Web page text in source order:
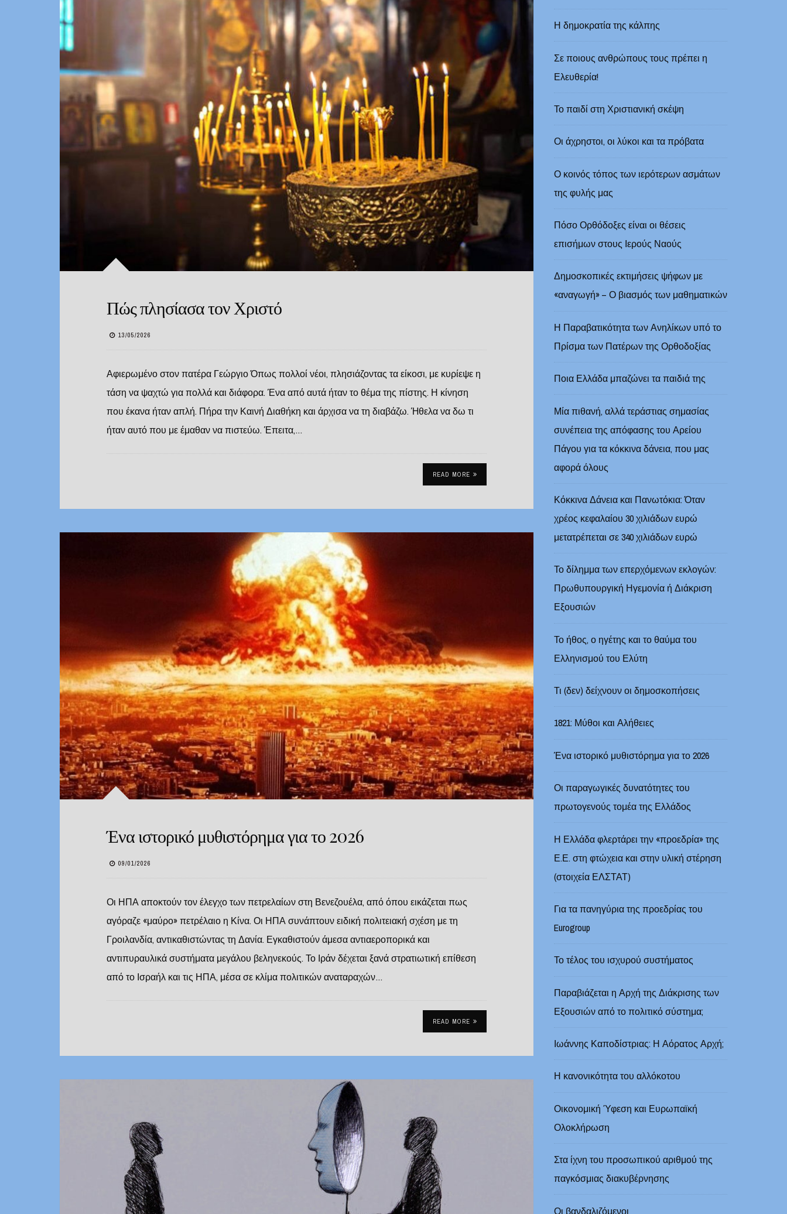
Πώς πλησίασα τον Χριστό
13/05/2026
Αφιερωμένο στον πατέρα Γεώργιο Όπως πολλοί νέοι, πλησιάζοντας τα είκοσι, με κυρίεψε η
τάση να ψαχτώ για πολλά και διάφορα. Ένα από αυτά ήταν το θέμα της πίστης. Η κίνηση
που έκανα ήταν απλή. Πήρα την Καινή Διαθήκη και άρχισα να τη διαβάζω. Ήθελα να δω τι
ήταν αυτό που με έμαθαν να πιστεύω. Έπειτα,…
READ MORE
Ένα ιστορικό μυθιστόρημα για το 2026
09/01/2026
Οι ΗΠΑ αποκτούν τον έλεγχο των πετρελαίων στη Βενεζουέλα, από όπου εικάζεται πως
αγόραζε «μαύρο» πετρέλαιο η Κίνα. Οι ΗΠΑ συνάπτουν ειδική πολιτειακή σχέση με τη
Γροιλανδία, αντικαθιστώντας τη Δανία. Εγκαθιστούν άμεσα αντιαεροπορικά και
αντιπυραυλικά συστήματα μεγάλου βεληνεκούς. Το Ιράν δέχεται ξανά στρατιωτική επίθεση
από το Ισραήλ και τις ΗΠΑ, μέσα σε κλίμα πολιτικών αναταραχών…
READ MORE
Η δημοκρατία της κάλπης
Σε ποιους ανθρώπους τους πρέπει η
Ελευθερία!
Το παιδί στη Χριστιανική σκέψη
Οι άχρηστοι, οι λύκοι και τα πρόβατα
Ο κοινός τόπος των ιερότερων ασμάτων
της φυλής μας
Πόσο Ορθόδοξες είναι οι θέσεις
επισήμων στους Ιερούς Ναούς
Δημοσκοπικές εκτιμήσεις ψήφων με
«αναγωγή» – Ο βιασμός των μαθηματικών
Η Παραβατικότητα των Ανηλίκων υπό το
Πρίσμα των Πατέρων της Ορθοδοξίας
Ποια Ελλάδα μπαζώνει τα παιδιά της
Μία πιθανή, αλλά τεράστιας σημασίας
συνέπεια της απόφασης του Αρείου
Πάγου για τα κόκκινα δάνεια, που μας
αφορά όλους
Κόκκινα Δάνεια και Πανωτόκια: Όταν
χρέος κεφαλαίου 30 χιλιάδων ευρώ
μετατρέπεται σε 340 χιλιάδων ευρώ
Το δίλημμα των επερχόμενων εκλογών:
Πρωθυπουργική Ηγεμονία ή Διάκριση
Εξουσιών
Το ήθος, ο ηγέτης και το θαύμα του
Ελληνισμού του Ελύτη
Τι (δεν) δείχνουν οι δημοσκοπήσεις
1821: Μύθοι και Αλήθειες
Ένα ιστορικό μυθιστόρημα για το 2026
Οι παραγωγικές δυνατότητες του
πρωτογενούς τομέα της Ελλάδος
Η Ελλάδα φλερτάρει την «προεδρία» της
Ε.Ε. στη φτώχεια και στην υλική στέρηση
(στοιχεία ΕΛΣΤΑΤ)
Για τα πανηγύρια της προεδρίας του
Eurogroup
Το τέλος του ισχυρού συστήματος
Παραβιάζεται η Αρχή της Διάκρισης των
Εξουσιών από το πολιτικό σύστημα;
Ιωάννης Καποδίστριας: Η Αόρατος Αρχή;
Η κανονικότητα του αλλόκοτου
Οικονομική Ύφεση και Ευρωπαϊκή
Ολοκλήρωση
Στα ίχνη του προσωπικού αριθμού της
παγκόσμιας διακυβέρνησης
Οι βανδαλιζόμενοι